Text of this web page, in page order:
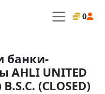
0
банки-
AHLI UNITED
(CLOSED)